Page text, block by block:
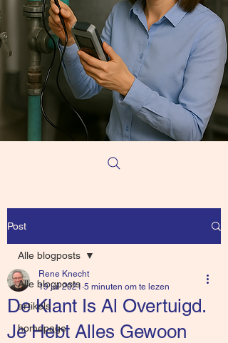
Post
Alle blogposts
artikels
homepage
Alle blogposts
De Klant Is Al Overtuigd.
Je Hebt Alles Gewoon
Rene Knecht
19 jul 2021 5 minuten om te lezen